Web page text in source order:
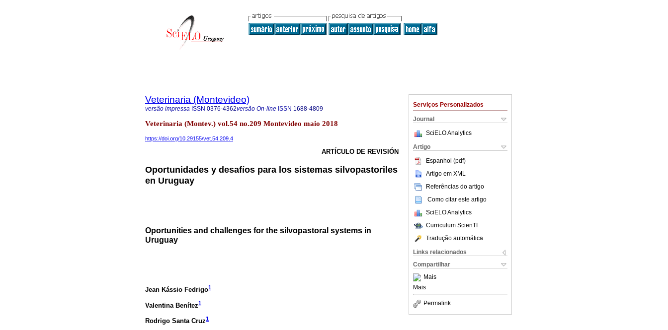
Serviços Personalizados
Journal
SciELO Analytics
Artigo
Espanhol (pdf)
Artigo em XML
Referências do artigo
Como citar este artigo
SciELO Analytics
Curriculum ScienTI
Tradução automática
Links relacionados
Compartilhar
Mais
Mais
Permalink
Veterinaria (Montevideo)
versão impressa ISSN 0376-4362versão On-line ISSN 1688-4809
Veterinaria (Montev.) vol.54 no.209 Montevideo maio 2018
https://doi.org/10.29155/vet.54.209.4
ARTÍCULO DE REVISIÓN
Oportunidades y desafíos para los sistemas silvopastoriles
en Uruguay
Oportunities and challenges for the silvopastoral systems in
Uruguay
Jean Kássio Fedrigo1
Valentina Benítez1
Rodrigo Santa Cruz1